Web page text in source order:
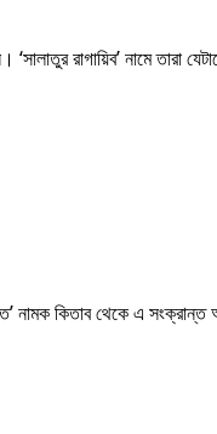
রাগায়িব’ নামে তারা
নামক কিতাব থেকে এ